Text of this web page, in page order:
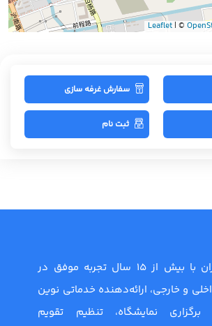
| ©
سفارش غرفه سازی
ثبت نام
شرکت نمایشگاه سازان با بیش از 15 سال تجربه موفق در
و خارجی، ارائه‌دهنده خدماتی نوین
نمایشگاه، تنظیم تقویم